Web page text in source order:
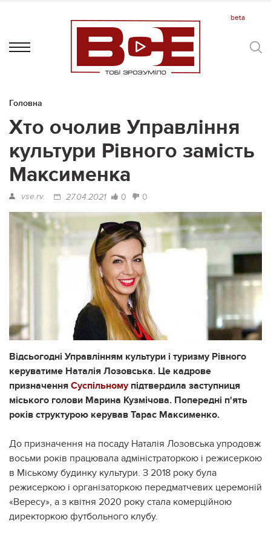
Головна
Хто очолив Управління
культури Рівного замість
Максименка
vse.rv. 27.04.2021 0 0
Відсьогодні Управлінням культури і туризму Рівного
керуватиме Наталія Лозовська. Це кадрове
призначення Суспільномупідтвердила заступниця
міського голови Марина Кузмічова. Попередні п'ять
років структурою керував Тарас Максименко.
До призначення на посаду Наталія Лозовська упродовж
восьми років працювала адміністраторкою і режисеркою
в Міському будинку культури. З 2018 року була
режисеркою і організаторкою передматчевих церемоній
«Вересу», а з квітня 2020 року стала комерційною
директоркою футбольного клубу.